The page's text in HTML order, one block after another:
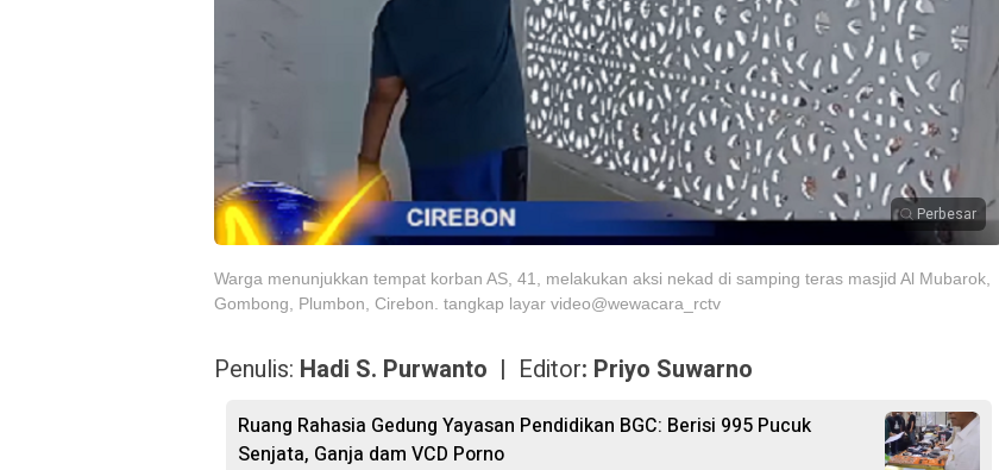
Perbesar
Warga menunjukkan tempat korban AS, 41, melakukan aksi nekad di samping teras masjid Al Mubarok,
Gombong, Plumbon, Cirebon. tangkap layar video@wewacara_rctv
Penulis: Hadi S. Purwanto | Editor: Priyo Suwarno
Ruang Rahasia Gedung Yayasan Pendidikan BGC: Berisi 995 Pucuk
Senjata, Ganja dam VCD Porno